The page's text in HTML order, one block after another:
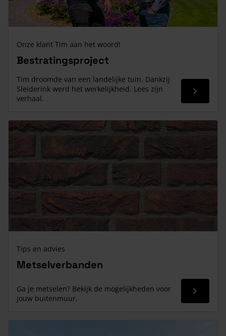
Onze klant Tim aan het woord!
Bestratingsproject
Tim droomde van een landelijke tuin. Dankzij
Sleiderink werd het werkelijkheid. Lees zijn
verhaal.
Read
Tips en advies
Metselverbanden
Ga je metselen? Bekijk de mogelijkheden voor
jouw buitenmuur.
Read